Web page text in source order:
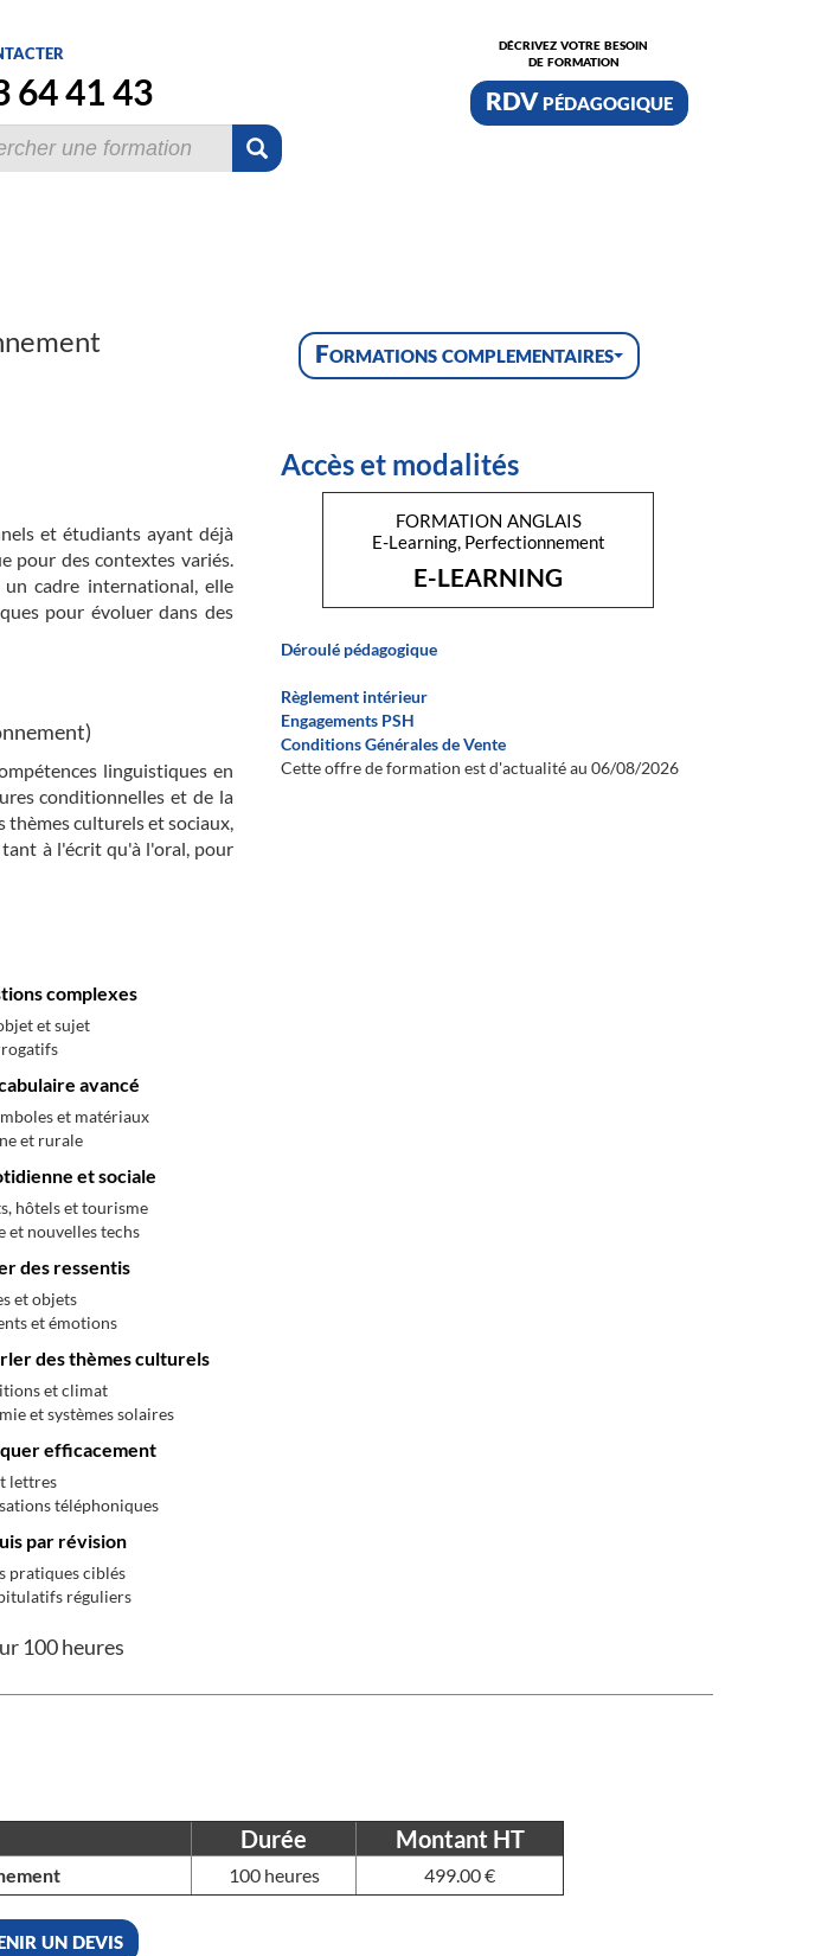
64 41 43
décrivez votre besoin
de formation
RDV pédagogique
Formations complementaires
et étudiants ayant déjà
pour des contextes variés.
cadre international, elle
pour évoluer dans des
linguistiques en
conditionnelles et de la
thèmes culturels et sociaux,
à l'écrit qu'à l'oral, pour
complexes
et sujet
avancé
et matériaux
et rurale
et sociale
hôtels et tourisme
et nouvelles techs
des ressentis
et objets
et émotions
des thèmes culturels
et climat
et systèmes solaires
efficacement
lettres
téléphoniques
par révision
pratiques ciblés
réguliers
100 heures
Accès et modalités
formation anglais
E-Learning, Perfectionnement
E-LEARNING
Déroulé pédagogique
Règlement intérieur
Engagements PSH
Conditions Générales de Vente
Cette offre de formation est d'actualité au 06/08/2026
Durée Montant HT
100 heures 499.00 €
un devis